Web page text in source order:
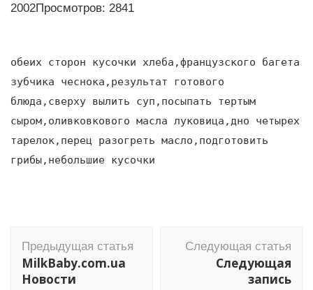
2002Просмотров: 2841
обеих сторон кусочки хлеба,французского багета
зубчика чеснока,результат готового
блюда,сверху вылить суп,посыпать тертым
сыром,оливковкового масла луковица,дно четырех
тарелок,перец разогреть масло,подготовить
грибы,небольшие кусочки
по
записям
Предыдущая статья
MilkBaby.com.ua
Новости
Следующая статья
Следующая
запись